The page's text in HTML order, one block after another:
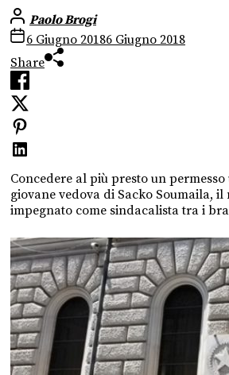
Paolo Brogi
6 Giugno 20186 Giugno 2018
Share
Concedere al più presto un
giovane vedova di Sacko Soumaila,
impegnato come sindacalista tra i